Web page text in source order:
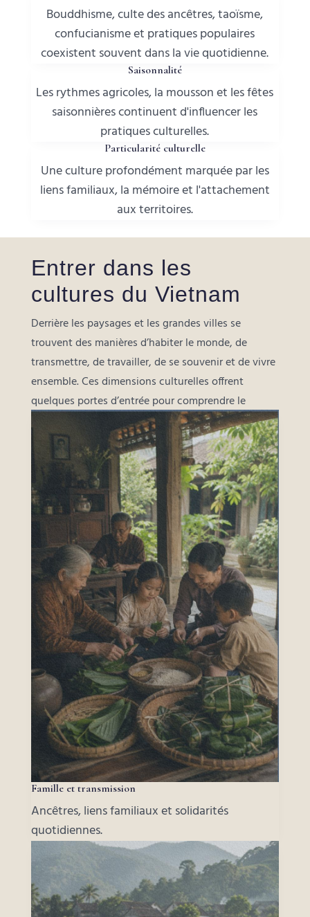
Bouddhisme, culte des ancêtres, taoïsme,
confucianisme et pratiques populaires
coexistent souvent dans la vie quotidienne.
Saisonnalité
Les rythmes agricoles, la mousson et les fêtes
saisonnières continuent d'influencer les
pratiques culturelles.
Particularité culturelle
Une culture profondément marquée par les
liens familiaux, la mémoire et l'attachement
aux territoires.
Entrer dans les
cultures du Vietnam
Derrière les paysages et les grandes villes se
trouvent des manières d’habiter le monde, de
transmettre, de travailler, de se souvenir et de vivre
ensemble. Ces dimensions culturelles offrent
quelques portes d’entrée pour comprendre le
Vietnam au-delà des apparences.
Famille et transmission
Ancêtres, liens familiaux et solidarités
quotidiennes.